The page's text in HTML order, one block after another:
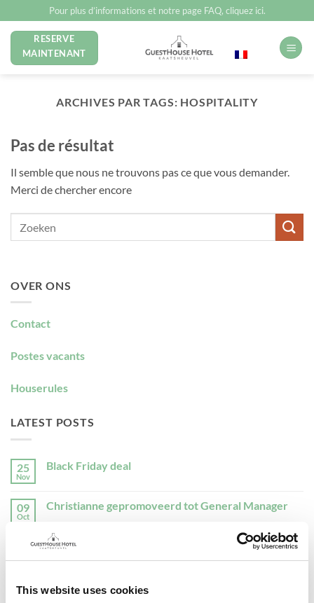
This website uses cookies
au
contenu
Pour plus d’informations et notre page FAQ, cliquez ici.
RESERVE
MAINTENANT
ARCHIVES PAR TAGS: HOSPITALITY
Pas de résultat
Il semble que nous ne trouvons pas ce que vous demander.
Merci de chercher encore
OVER ONS
Contact
Postes vacants
Houserules
LATEST POSTS
25
Nov
Black Friday deal
Black
09
Oct
Christianne gepromoveerd tot General Manager
sur
Christianne
GuestHouse Hotel mise sur la durabilité
Aucun
GuestHouse
Hotel
12
Fév
Offres d’emploi